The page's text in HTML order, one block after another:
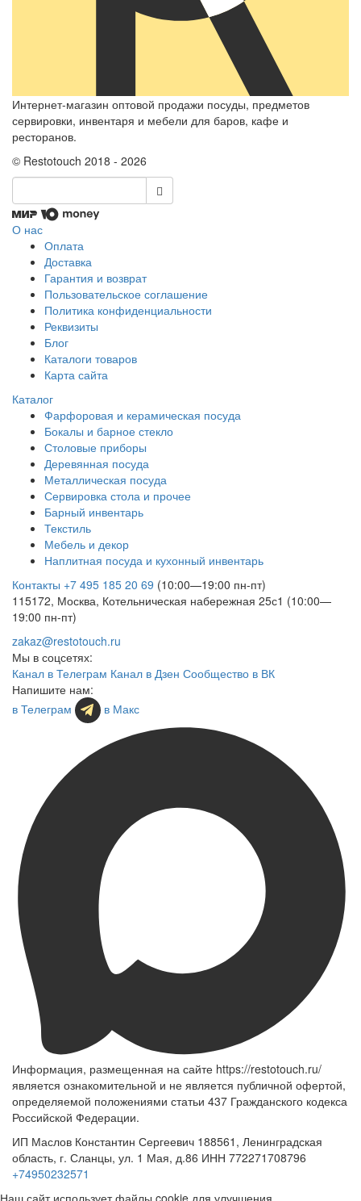
Интернет-магазин оптовой продажи посуды, предметов
сервировки, инвентаря и мебели для баров, кафе и
ресторанов.
© Restotouch 2018 - 2026
О нас
Оплата
Доставка
Гарантия и возврат
Пользовательское соглашение
Политика конфиденциальности
Реквизиты
Блог
Каталоги товаров
Карта сайта
Каталог
Фарфоровая и керамическая посуда
Бокалы и барное стекло
Столовые приборы
Деревянная посуда
Металлическая посуда
Сервировка стола и прочее
Барный инвентарь
Текстиль
Мебель и декор
Наплитная посуда и кухонный инвентарь
Контакты +7 495 185 20 69 (10:00—19:00 пн-пт)
115172, Москва, Котельническая набережная 25с1 (10:00—
19:00 пн-пт)
zakaz@restotouch.ru
Мы в соцсетях:
Канал в Телеграм Канал в Дзен Сообщество в ВК
Напишите нам:
в Телеграм
в Макс
Информация, размещенная на сайте https://restotouch.ru/
является ознакомительной и не является публичной офертой,
определяемой положениями статьи 437 Гражданского кодекса
Российской Федерации.
ИП Маслов Константин Сергеевич 188561, Ленинградская
область, г. Сланцы, ул. 1 Мая, д.86 ИНН 772271708796
+74950232571
Наш сайт использует файлы cookie для улучшения